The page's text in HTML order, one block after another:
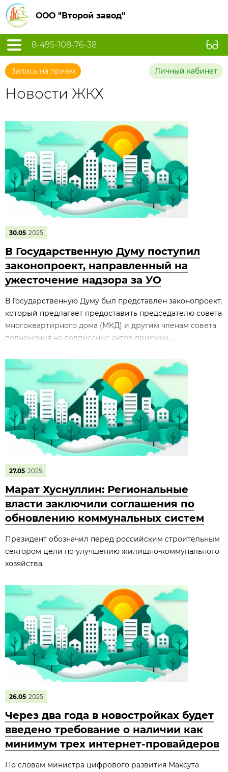
ООО "Второй завод"
8-495-108-76-38
Запись на прием Личный кабинет
Новости ЖКХ
30.05 2025
В Государственную Думу поступил
законопроект, направленный на
ужесточение надзора за УО
В Государственную Думу был представлен законопроект,
который предлагает предоставить председателю совета
многоквартирного дома (МКД) и другим членам совета
полномочия на подписание актов приемки...
27.05 2025
Марат Хуснуллин: Региональные
власти заключили соглашения по
обновлению коммунальных систем
Президент обозначил перед российским строительным
сектором цели по улучшению жилищно-коммунального
хозяйства.
26.05 2025
Через два года в новостройках будет
введено требование о наличии как
минимум трех интернет-провайдеров
По словам министра цифрового развития Максута